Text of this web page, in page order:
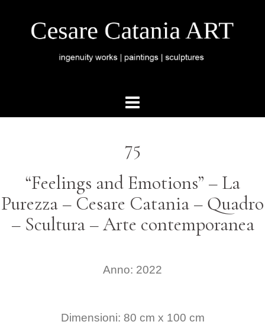
75
“Feelings and Emotions” – La
Purezza – Cesare Catania – Quadro
– Scultura – Arte contemporanea
Anno: 2022
Dimensioni: 80 cm x 100 cm